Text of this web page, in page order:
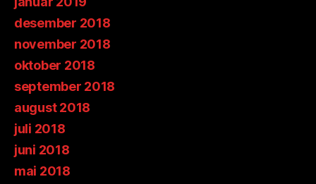
desember 2018
november 2018
oktober 2018
september 2018
august 2018
juli 2018
juni 2018
mai 2018